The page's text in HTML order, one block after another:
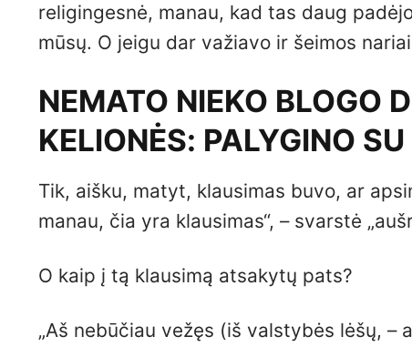
religingesnė, manau, kad tas daug
mūsų. O jeigu dar važiavo ir šeimos
NEMATO NIEKO BLOGO
KELIONĖS: PALYGINO
Tik, aišku, matyt, klausimas buvo, ar
manau, čia yra klausimas“, – svarstė
O kaip į tą klausimą atsakytų pats?
„Aš nebūčiau vežęs (iš valstybės lėšų, –